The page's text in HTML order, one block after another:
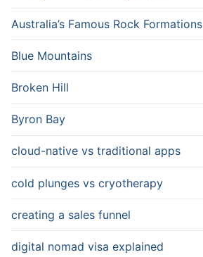
Australia’s Famous Rock Formations
Blue Mountains
Broken Hill
Byron Bay
cloud-native vs traditional apps
cold plunges vs cryotherapy
creating a sales funnel
digital nomad visa explained